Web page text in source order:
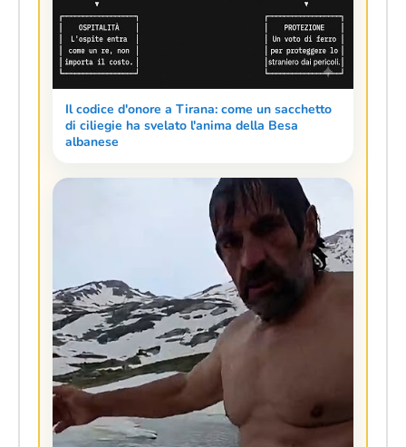
Il codice d'onore a Tirana: come un sacchetto
di ciliegie ha svelato l'anima della Besa
albanese